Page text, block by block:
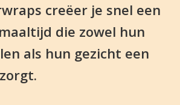
creëer je snel een
die zowel hun
als hun gezicht een